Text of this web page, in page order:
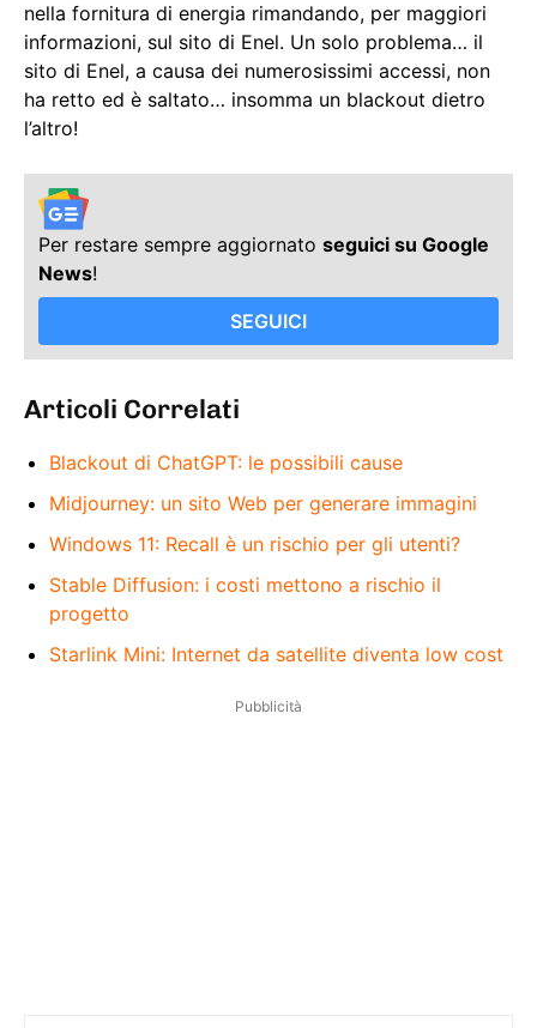
nella fornitura di energia rimandando, per maggiori
informazioni, sul sito di Enel. Un solo problema… il
sito di Enel, a causa dei numerosissimi accessi, non
ha retto ed è saltato… insomma un blackout dietro
l’altro!
Per restare sempre aggiornato seguici su Google
News!
SEGUICI
Articoli Correlati
Blackout di ChatGPT: le possibili cause
Midjourney: un sito Web per generare immagini
Windows 11: Recall è un rischio per gli utenti?
Stable Diffusion: i costi mettono a rischio il
progetto
Starlink Mini: Internet da satellite diventa low cost
Pubblicità